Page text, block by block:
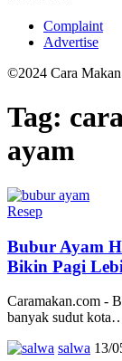
Complaint
Advertise
©2024 Cara Makan
Tag:
ayam
Resep
Bubur Ayam
Bikin Pagi
Caramakan.com -
banyak sudut
salwa 13/